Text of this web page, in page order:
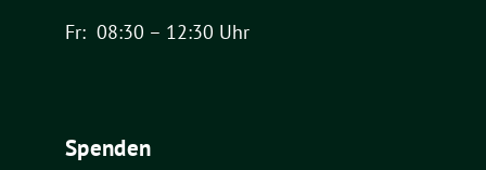
Fr: 08:30 – 12:30 Uhr
Spenden